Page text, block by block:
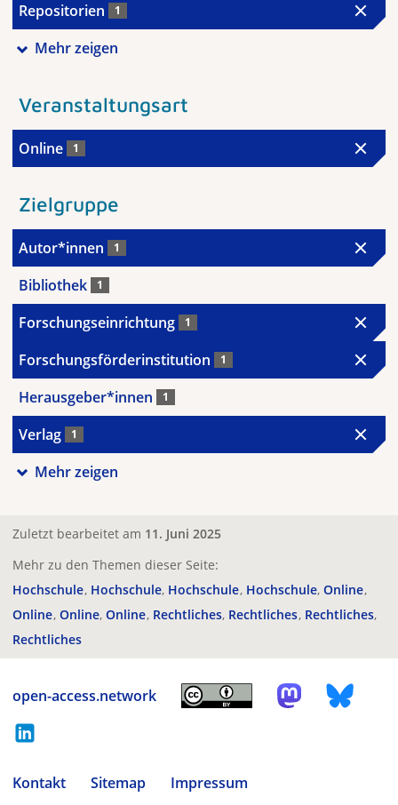
Repositorien 1
Mehr zeigen
Veranstaltungsart
Online 1
Zielgruppe
Autor*innen 1
Bibliothek 1
Forschungseinrichtung 1
Forschungsförderinstitution 1
Herausgeber*innen 1
Verlag 1
Mehr zeigen
Zuletzt bearbeitet am 11. Juni 2025
Mehr zu den Themen dieser Seite:
Hochschule Hochschule Hochschule Hochschule Online
Online Online Online Rechtliches Rechtliches Rechtliches
Rechtliches
open-access.network
Kontakt Sitemap
Impressum